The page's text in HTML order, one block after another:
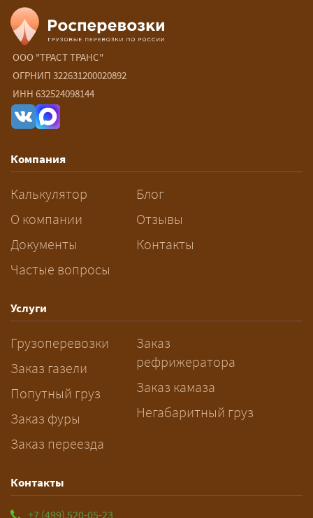
Калининград и Крым берём грузы от
500 кг.
Есть ли сборные и попутные
перевозки?
— Да, для небольших грузов это
км: ваш груз едет в машине,
следующей по маршруту, а вы
платите только за своё место. Сроки
при этом дольше, чем у отдельной
машины.
Как заказать грузоперевозку?
— Оставьте заявку с маршрутом,
датой и параметрами груза — логист
рассчитает стоимость за 5–10 минут
и подберёт машину. Все условия и
цена фиксируются в договоре;
оплата после доставки, перед
выгрузкой.
ООО "ТРАСТ ТРАНС"
ОГРНИП 322631200020892
ИНН 632524098144
Компания
Калькулятор
О компании
Документы
Частые вопросы
Блог
Отзывы
Контакты
Услуги
Грузоперевозки
Заказ газели
Попутный груз
Заказ фуры
Заказ переезда
Заказ
рефрижератора
Заказ камаза
Негабаритный груз
Контакты
+7 (499) 520-05-23